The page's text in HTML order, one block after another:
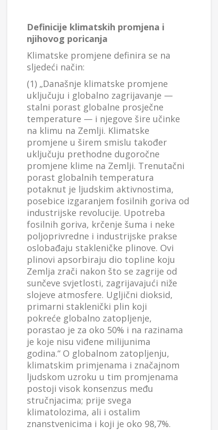
Definicije klimatskih promjena i
njihovog poricanja
Klimatske promjene definira se na
sljedeći način:
(1) „Današnje klimatske promjene
uključuju i globalno zagrijavanje —
stalni porast globalne prosječne
temperature — i njegove šire učinke
na klimu na Zemlji. Klimatske
promjene u širem smislu također
uključuju prethodne dugoročne
promjene klime na Zemlji. Trenutačni
porast globalnih temperatura
potaknut je ljudskim aktivnostima,
posebice izgaranjem fosilnih goriva od
industrijske revolucije. Upotreba
fosilnih goriva, krčenje šuma i neke
poljoprivredne i industrijske prakse
oslobađaju stakleničke plinove. Ovi
plinovi apsorbiraju dio topline koju
Zemlja zrači nakon što se zagrije od
sunčeve svjetlosti, zagrijavajući niže
slojeve atmosfere. Ugljični dioksid,
primarni staklenički plin koji
pokreće globalno zatopljenje,
porastao je za oko 50% i na razinama
je koje nisu viđene milijunima
godina.“ O globalnom zatopljenju,
klimatskim primjenama i značajnom
ljudskom uzroku u tim promjenama
postoji visok konsenzus među
stručnjacima; prije svega
klimatolozima, ali i ostalim
znanstvenicima i koji je oko 98,7%.